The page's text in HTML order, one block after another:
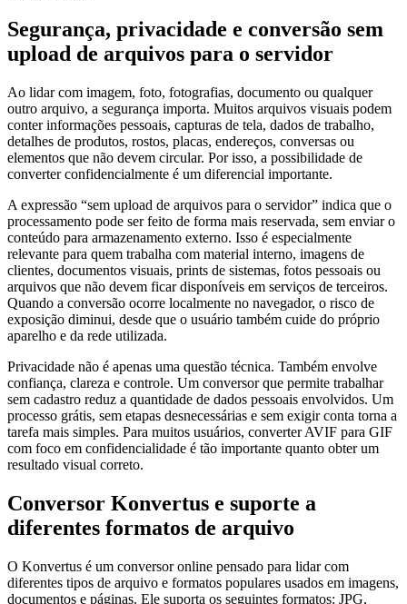
Segurança, privacidade e conversão sem
upload de arquivos para o servidor
Ao lidar com imagem, foto, fotografias, documento ou qualquer
outro arquivo, a segurança importa. Muitos arquivos visuais podem
conter informações pessoais, capturas de tela, dados de trabalho,
detalhes de produtos, rostos, placas, endereços, conversas ou
elementos que não devem circular. Por isso, a possibilidade de
converter confidencialmente é um diferencial importante.
A expressão “sem upload de arquivos para o servidor” indica que o
processamento pode ser feito de forma mais reservada, sem enviar o
conteúdo para armazenamento externo. Isso é especialmente
relevante para quem trabalha com material interno, imagens de
clientes, documentos visuais, prints de sistemas, fotos pessoais ou
arquivos que não devem ficar disponíveis em serviços de terceiros.
Quando a conversão ocorre localmente no navegador, o risco de
exposição diminui, desde que o usuário também cuide do próprio
aparelho e da rede utilizada.
Privacidade não é apenas uma questão técnica. Também envolve
confiança, clareza e controle. Um conversor que permite trabalhar
sem cadastro reduz a quantidade de dados pessoais envolvidos. Um
processo grátis, sem etapas desnecessárias e sem exigir conta torna a
tarefa mais simples. Para muitos usuários, converter AVIF para GIF
com foco em confidencialidade é tão importante quanto obter um
resultado visual correto.
Conversor Konvertus e suporte a
diferentes formatos de arquivo
O Konvertus é um conversor online pensado para lidar com
diferentes tipos de arquivo e formatos populares usados em imagens,
documentos e páginas. Ele suporta os seguintes formatos: JPG,